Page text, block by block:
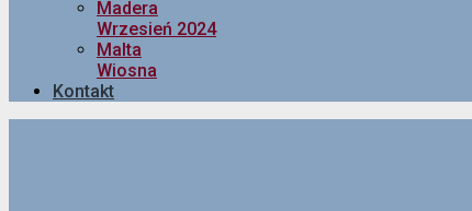
Madera
Wrzesień 2024
Malta
Wiosna
Kontakt